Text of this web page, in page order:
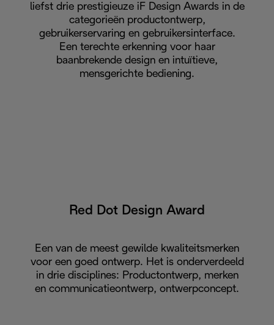
liefst drie prestigieuze iF Design Awards in de
categorieën productontwerp,
gebruikerservaring en gebruikersinterface.
Een terechte erkenning voor haar
baanbrekende design en intuïtieve,
mensgerichte bediening.
Red Dot Design Award
Een van de meest gewilde kwaliteitsmerken
voor een goed ontwerp. Het is onderverdeeld
in drie disciplines: Productontwerp, merken
en communicatieontwerp, ontwerpconcept.